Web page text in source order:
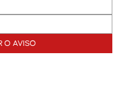
O AVISO